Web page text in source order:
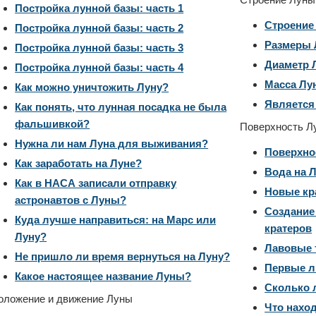
Постройка лунной базы: часть 1
Постройка лунной базы: часть 2
Постройка лунной базы: часть 3
Постройка лунной базы: часть 4
Как можно уничтожить Луну?
Как понять, что лунная посадка не была
фальшивкой?
Нужна ли нам Луна для выживания?
Как заработать на Луне?
Как в НАСА записали отправку
астронавтов с Луны?
Куда лучше направиться: на Марс или
Луну?
Не пришло ли время вернуться на Луну?
Какое настоящее название Луны?
и движение Луны
Размеры
Диаметр
Масса
Поверхность
Вода на
Новые
кратеров
Лавовые
Первые
Сколько
Что